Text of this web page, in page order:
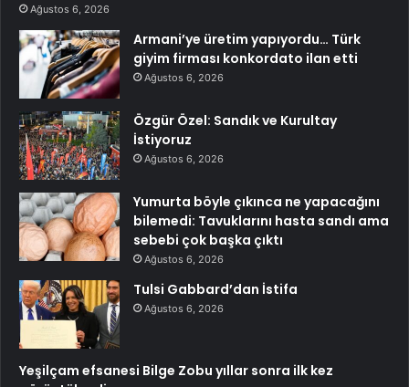
Ağustos 6, 2026
Armani’ye üretim yapıyordu… Türk
giyim firması konkordato ilan etti
Ağustos 6, 2026
Özgür Özel: Sandık ve Kurultay
İstiyoruz
Ağustos 6, 2026
Yumurta böyle çıkınca ne yapacağını
bilemedi: Tavuklarını hasta sandı ama
sebebi çok başka çıktı
Ağustos 6, 2026
Tulsi Gabbard’dan İstifa
Ağustos 6, 2026
Yeşilçam efsanesi Bilge Zobu yıllar sonra ilk kez